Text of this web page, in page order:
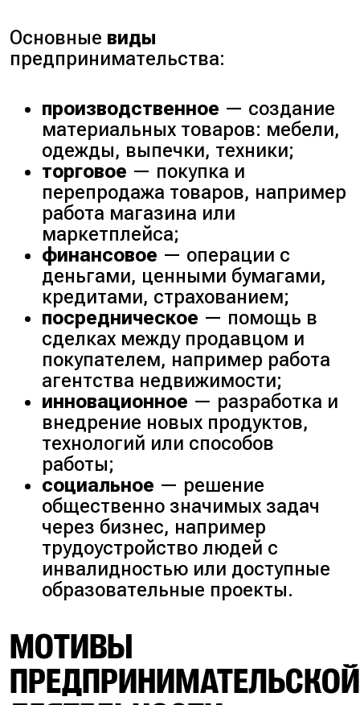
Основные виды
предпринимательства:
производственное — создание
материальных товаров: мебели,
одежды, выпечки, техники;
торговое — покупка и
перепродажа товаров, например
работа магазина или
маркетплейса;
финансовое — операции с
деньгами, ценными бумагами,
кредитами, страхованием;
посредническое — помощь в
сделках между продавцом и
покупателем, например работа
агентства недвижимости;
инновационное — разработка и
внедрение новых продуктов,
технологий или способов
работы;
социальное — решение
общественно значимых задач
через бизнес, например
трудоустройство людей с
инвалидностью или доступные
образовательные проекты.
МОТИВЫ
ПРЕДПРИНИМАТЕЛЬСКОЙ